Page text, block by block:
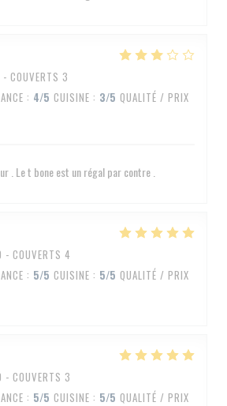
COUVERTS 3
: 4/5 CUISINE : 3/5 QUALITÉ / PRIX
. Le t bone est un régal par contre .
COUVERTS 4
: 5/5 CUISINE : 5/5 QUALITÉ / PRIX
COUVERTS 3
: 5/5 CUISINE : 5/5 QUALITÉ / PRIX